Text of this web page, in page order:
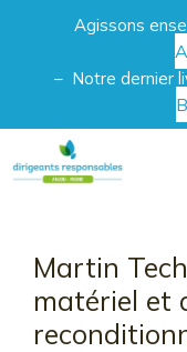
Agissons
– Notre dernier
Martin
matériel et